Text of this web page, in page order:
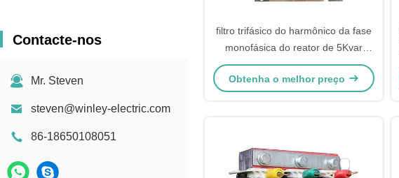
Contacte-nos
Mr. Steven
steven@winley-electric.com
86-18650108051
filtro trifásico do harmônico da fase
monofásica do reator de 5Kvar
7.7mH
Obtenha o melhor preço